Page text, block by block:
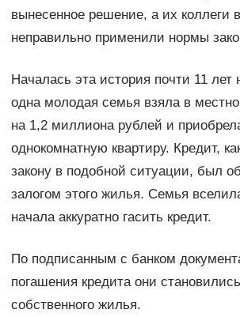
вынесенное решение, а их коллеги
неправильно применили нормы
Началась эта история почти 11 лет
одна молодая семья взяла в
на 1,2 миллиона рублей и
однокомнатную квартиру. Кредит,
закону в подобной ситуации, был
залогом этого жилья. Семья
начала аккуратно гасить кредит.
По подписанным с банком
погашения кредита они
собственного жилья.